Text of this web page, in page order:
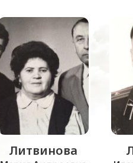
Литвинова